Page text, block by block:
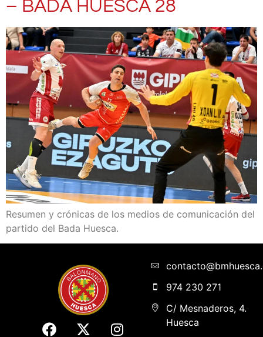
– BADA HUESCA 28
Resumen y crónicas de los medios de comunicación del
partido del Bada Huesca.
974 230 271
C/ Mesnaderos, 4.
Huesca